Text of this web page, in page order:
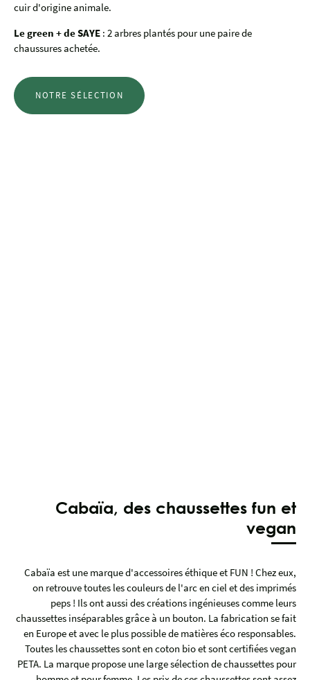
cuir d'origine animale.
Le green + de SAYE : 2 arbres plantés pour une paire de
chaussures achetée.
NOTRE SÉLECTION
Cabaïa, des chaussettes fun et
vegan
Cabaïa est une marque d'accessoires éthique et FUN ! Chez eux,
on retrouve toutes les couleurs de l'arc en ciel et des imprimés
peps ! Ils ont aussi des créations ingénieuses comme leurs
chaussettes inséparables grâce à un bouton. La fabrication se fait
en Europe et avec le plus possible de matières éco responsables.
Toutes les chaussettes sont en coton bio et sont certifiées vegan
PETA. La marque propose une large sélection de chaussettes pour